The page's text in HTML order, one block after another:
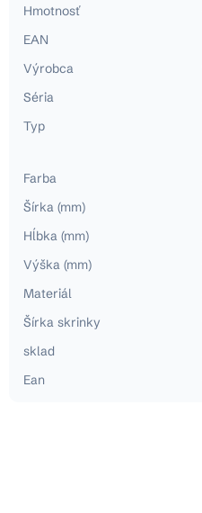
Hmotnosť
EAN
Výrobca
Séria
Typ
Farba
Šírka (mm)
Hĺbka (mm)
Výška (mm)
Materiál
Šírka skrinky
sklad
Ean